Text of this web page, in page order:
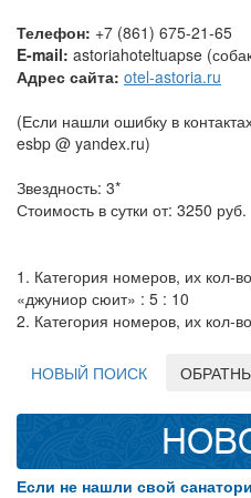
Телефон: +7 (861) 675-21-65
E-mail: astoriahoteltuapse
Адрес сайта: otel-astoria.ru
(Если нашли ошибку в
esbp @ yandex.ru)
Звездность: 3*
Стоимость в сутки от: 3250 руб.
1. Категория номеров, их кол-
«джуниор сюит» : 5 : 10
2. Категория номеров, их кол-
НОВЫЙ ПОИСК
Если не нашли свой